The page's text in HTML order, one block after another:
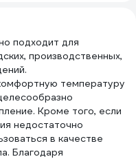
подходит для
производственных,
температуру
Кроме того, если
недостаточно
в качестве
Благодаря